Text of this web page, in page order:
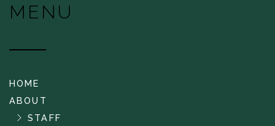
MENU
HOME
ABOUT
STAFF